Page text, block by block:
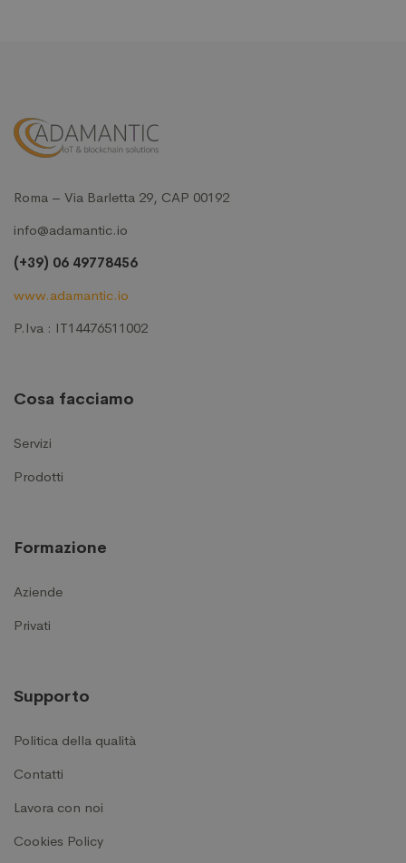
Roma – Via Barletta 29, CAP 00192
info@adamantic.io
(+39) 06 49778456
www.adamantic.io
P.Iva : IT14476511002
Cosa facciamo
Servizi
Prodotti
Formazione
Aziende
Privati
Supporto
Politica della qualità
Contatti
Lavora con noi
Cookies Policy